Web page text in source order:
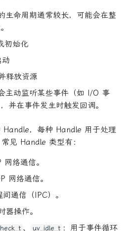
生命周期通常较长，可能会在整
初始化
动
释放资源
主动监听某些事件（如 I/O 事
并在事件发生时触发回调。
，每种 Handle 用于处理
见 Handle 类型有：
网络通信。
网络通信。
通信（IPC）。
器操作。
、 uv_idle_t ：用于事件循环